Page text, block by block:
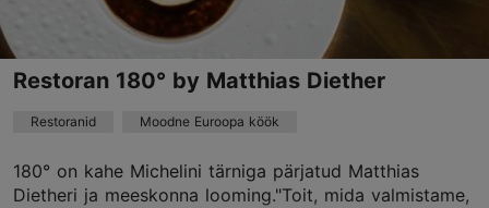
Green key
Best Restaurants
Broneeri
Restoran 180° by Matthias Diether
Restoranid Moodne Euroopa köök
180° on kahe Michelini tärniga pärjatud Matthias
Dietheri ja meeskonna looming."Toit, mida valmistame,